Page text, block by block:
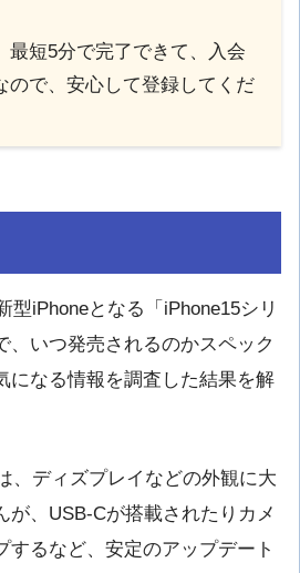
最短5分で完了できて、入会
ので、安心して登録してくだ
型iPhoneとなる「iPhone15シリ
、いつ発売されるのかスペック
になる情報を調査した結果を解
、ディズプレイなどの外観に大
が、USB-Cが搭載されたりカメ
するなど、安定のアップデート